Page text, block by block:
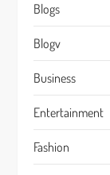
Blogs
Blogv
Business
Entertainment
Fashion